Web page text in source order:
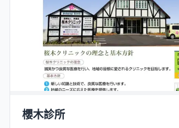
櫻木診所